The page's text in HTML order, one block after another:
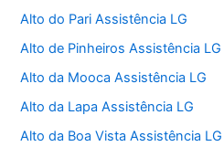
Alto do Pari Assistência LG
Alto de Pinheiros Assistência LG
Alto da Mooca Assistência LG
Alto da Lapa Assistência LG
Alto da Boa Vista Assistência LG